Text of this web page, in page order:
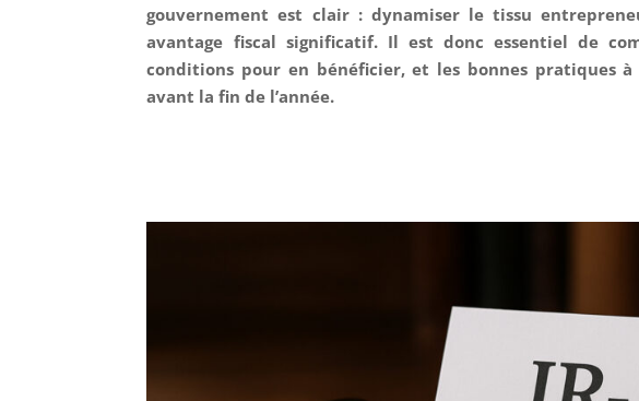
gouvernement est clair : dynamiser le tissu
avantage fiscal significatif. Il est donc essentiel de
conditions pour en bénéficier, et les bonnes pratiques
avant la fin de l’année.